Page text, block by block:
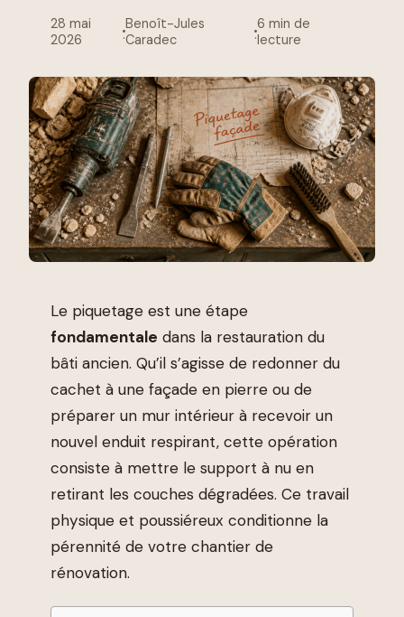
28 mai
2026
·
Benoît-Jules
Caradec
·
6 min de
lecture
Le piquetage est une étape
fondamentale dans la restauration du
bâti ancien. Qu’il s’agisse de redonner du
cachet à une façade en pierre ou de
préparer un mur intérieur à recevoir un
nouvel enduit respirant, cette opération
consiste à mettre le support à nu en
retirant les couches dégradées. Ce travail
physique et poussiéreux conditionne la
pérennité de votre chantier de
rénovation.